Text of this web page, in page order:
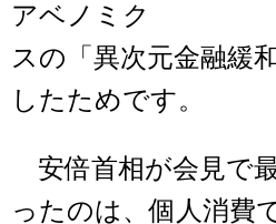
アベノミク
スの「異次元金融緩
したためです。
安倍首相が会見で
ったのは、個人消費